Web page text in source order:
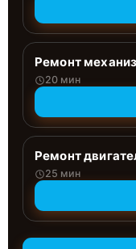
Ремонт
20 мин
Ремонт
25 мин